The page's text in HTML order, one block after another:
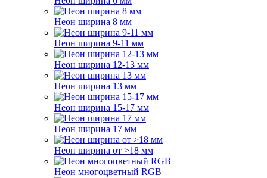
Неон ширина 8 мм
Неон ширина 9-11 мм
Неон ширина 12-13 мм
Неон ширина 13 мм
Неон ширина 15-17 мм
Неон ширина 17 мм
Неон ширина от >18 мм
Неон многоцветный RGB